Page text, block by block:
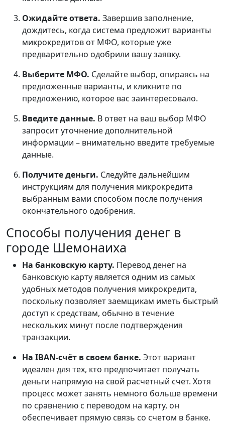
Ожидайте ответа. Завершив заполнение,
дождитесь, когда система предложит варианты
микрокредитов от МФО, которые уже
предварительно одобрили вашу заявку.
Выберите МФО. Сделайте выбор, опираясь на
предложенные варианты, и кликните по
предложению, которое вас заинтересовало.
Введите данные. В ответ на ваш выбор МФО
запросит уточнение дополнительной
информации – внимательно введите требуемые
данные.
Получите деньги. Следуйте дальнейшим
инструкциям для получения микрокредита
выбранным вами способом после получения
окончательного одобрения.
Способы получения денег в
городе Шемонаиха
На банковскую карту. Перевод денег на
банковскую карту является одним из самых
удобных методов получения микрокредита,
поскольку позволяет заемщикам иметь быстрый
доступ к средствам, обычно в течение
нескольких минут после подтверждения
транзакции.
На IBAN-счёт в своем банке. Этот вариант
идеален для тех, кто предпочитает получать
деньги напрямую на свой расчетный счет. Хотя
процесс может занять немного больше времени
по сравнению с переводом на карту, он
обеспечивает прямую связь со счетом в банке.